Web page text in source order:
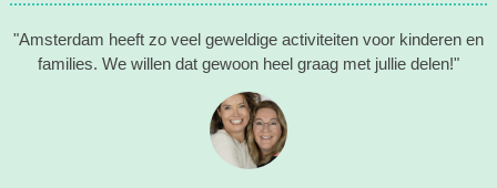
"Amsterdam heeft zo veel geweldige activiteiten voor kinderen en
families. We willen dat gewoon heel graag met jullie delen!"